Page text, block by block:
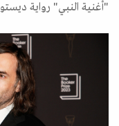
"أغنية النبي" رواية